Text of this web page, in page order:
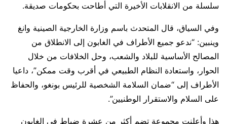
سلسلة من الانقلابات الأخيرة التي أطاحت بحكومات صديقة.
وفي السياق، قال المتحدث باسم وزارة الخارجية الصينية وانغ
وينبين: “ندعو جميع الأطراف في الغابون إلى الانطلاق من
المصالح الأساسية للبلاد والشعب، وحل الخلافات من خلال
الحوار، واستعادة النظام الطبيعي في أقرب وقت ممكن”، داعيا
الأطراف إلى “ضمان السلامة الشخصية للرئيس بونغو، والحفاظ
على السلام والاستقرار الوطنيين”.
هذا وأعلنت مجموعة تضم أكثر من عشرة ضباط في الغابون